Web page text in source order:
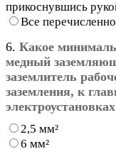
прикоснувшись
Все
6. Какое
медный
заземлитель
заземления, к
2,5 мм²
6 мм²